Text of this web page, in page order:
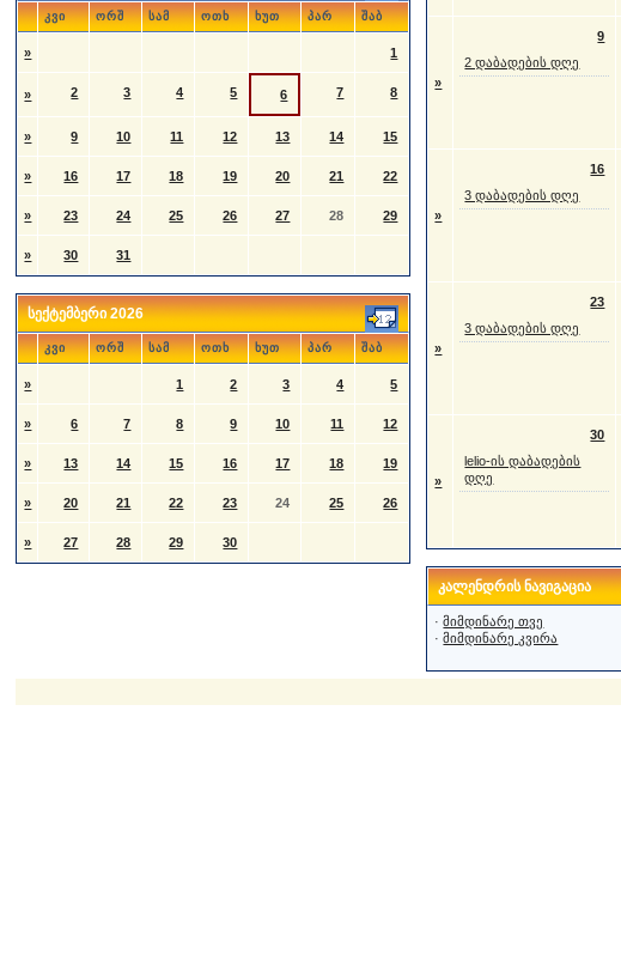
კვი ორშ სამ ოთხ ხუთ პარ შაბ
» 1
» 2 3 4 5 6 7 8
» 9 10 11 12 13 14 15
» 16 17 18 19 20 21 22
» 23 24 25 26 27 28 29
» 30 31
სექტემბერი 2026
კვი ორშ სამ ოთხ ხუთ პარ შაბ
» 1 2 3 4 5
» 6 7 8 9 10 11 12
» 13 14 15 16 17 18 19
» 20 21 22 23 24 25 26
» 27 28 29 30
»
9
2 დაბადების დღე
»
16
3 დაბადების დღე
»
23
3 დაბადების დღე
»
30
lelio-ის დაბადების
დღე
კალენდრის ნავიგაცია
·მიმდინარე თვე
·მიმდინარე კვირა